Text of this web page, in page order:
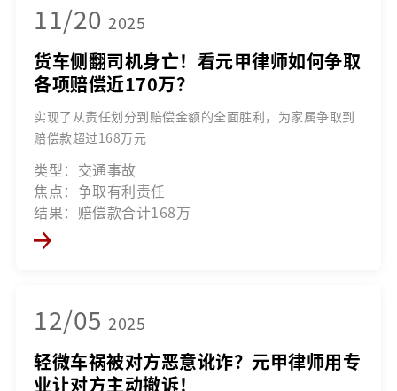
11/20 2025
货车侧翻司机身亡！看元甲律师如何争取
各项赔偿近170万？
实现了从责任划分到赔偿金额的全面胜利，为家属争取到
赔偿款超过168万元
类型：交通事故
焦点：争取有利责任
结果：赔偿款合计168万
12/05 2025
轻微车祸被对方恶意讹诈？元甲律师用专
业让对方主动撤诉！